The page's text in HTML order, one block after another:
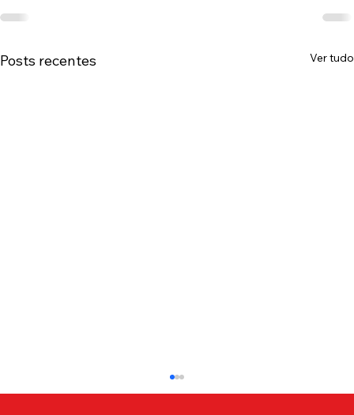
Posts recentes Ver tudo